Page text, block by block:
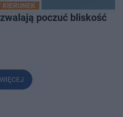
KIERUNEK
poczuć bliskość
WIĘCEJ